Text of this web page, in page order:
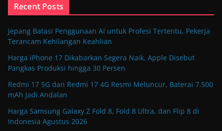
Recent Posts
Jepang Batasi Penggunaan AI untuk Profesi Tertentu, Pekerja
Terancam Kehilangan Keahlian
Harga iPhone 17 Dikabarkan Segera Naik, Apple Disebut
Pangkas Produksi hingga 30 Persen
Redmi 17 5G dan Redmi 17 4G Resmi Meluncur, Baterai 7.500
mAh Jadi Andalan
Harga Samsung Galaxy Z Fold 8, Fold 8 Ultra, dan Flip 8 di
Indonesia Agustus 2026